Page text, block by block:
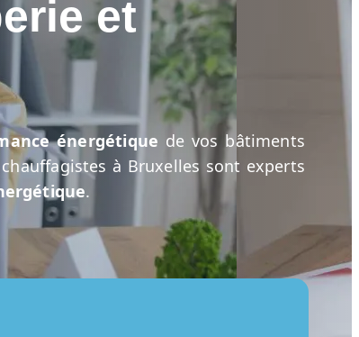
et
énergétique de vos bâtiments
à Bruxelles sont experts
.